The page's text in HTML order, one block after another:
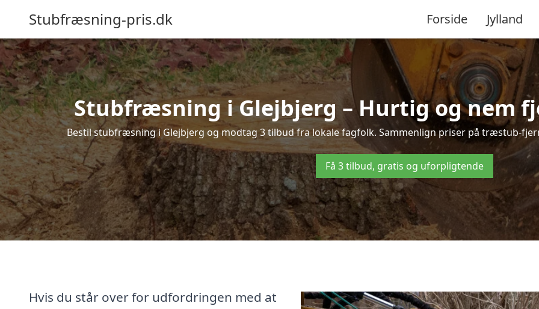
Stubfræsning-pris.dk Forside Jylland
Stubfræsning i Glejbjerg – Hurtig og nem
Bestil stubfræsning i Glejbjerg og modtag 3 tilbud fra lokale fagfolk. Sammenlign priser på træstub-
Få 3 tilbud, gratis og uforpligtende
Hvis du står over for udfordringen med at